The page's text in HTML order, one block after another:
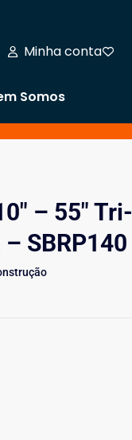
Minha conta
Somos
– 55″ Tri-
SBRP140